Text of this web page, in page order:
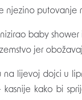
njezino putovanje
baby
jer
lijevoj dojci u
kasnije kako bi